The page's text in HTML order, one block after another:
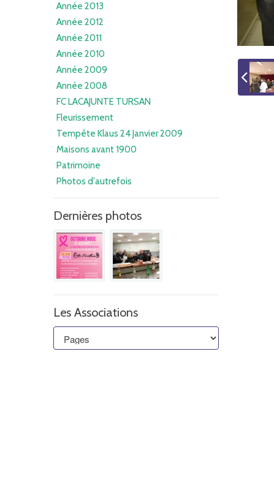
Année 2013
Année 2012
Année 2011
Année 2010
Année 2009
Année 2008
FC LACAJUNTE TURSAN
Fleurissement
Tempête Klaus 24 Janvier 2009
Maisons avant 1900
Patrimoine
Photos d'autrefois
Dernières photos
Les Associations